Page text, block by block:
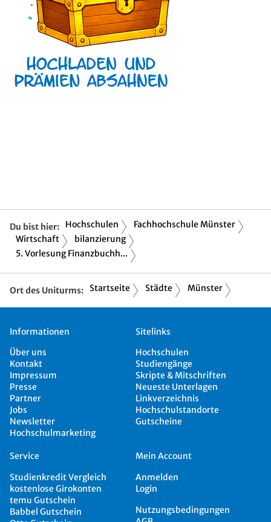
Du bist hier: Hochschulen
Fachhochschule Münster
Wirtschaft
bilanzierung
5. Vorlesung Finanzbuchh...
Ort des Uniturms: Startseite Städte Münster
Informationen
Über uns
Kontakt
Impressum
Presse
Partner
Jobs
Newsletter
Hochschulmarketing
Sitelinks
Hochschulen
Studiengänge
Skripte & Mitschriften
Neueste Unterlagen
Linkverzeichnis
Hochschulstandorte
Gutscheine
Service
Studienkredit Vergleich
kostenlose Girokonten
temu Gutschein
Babbel Gutschein
Mein Account
Anmelden
Login
Nutzungsbedingungen